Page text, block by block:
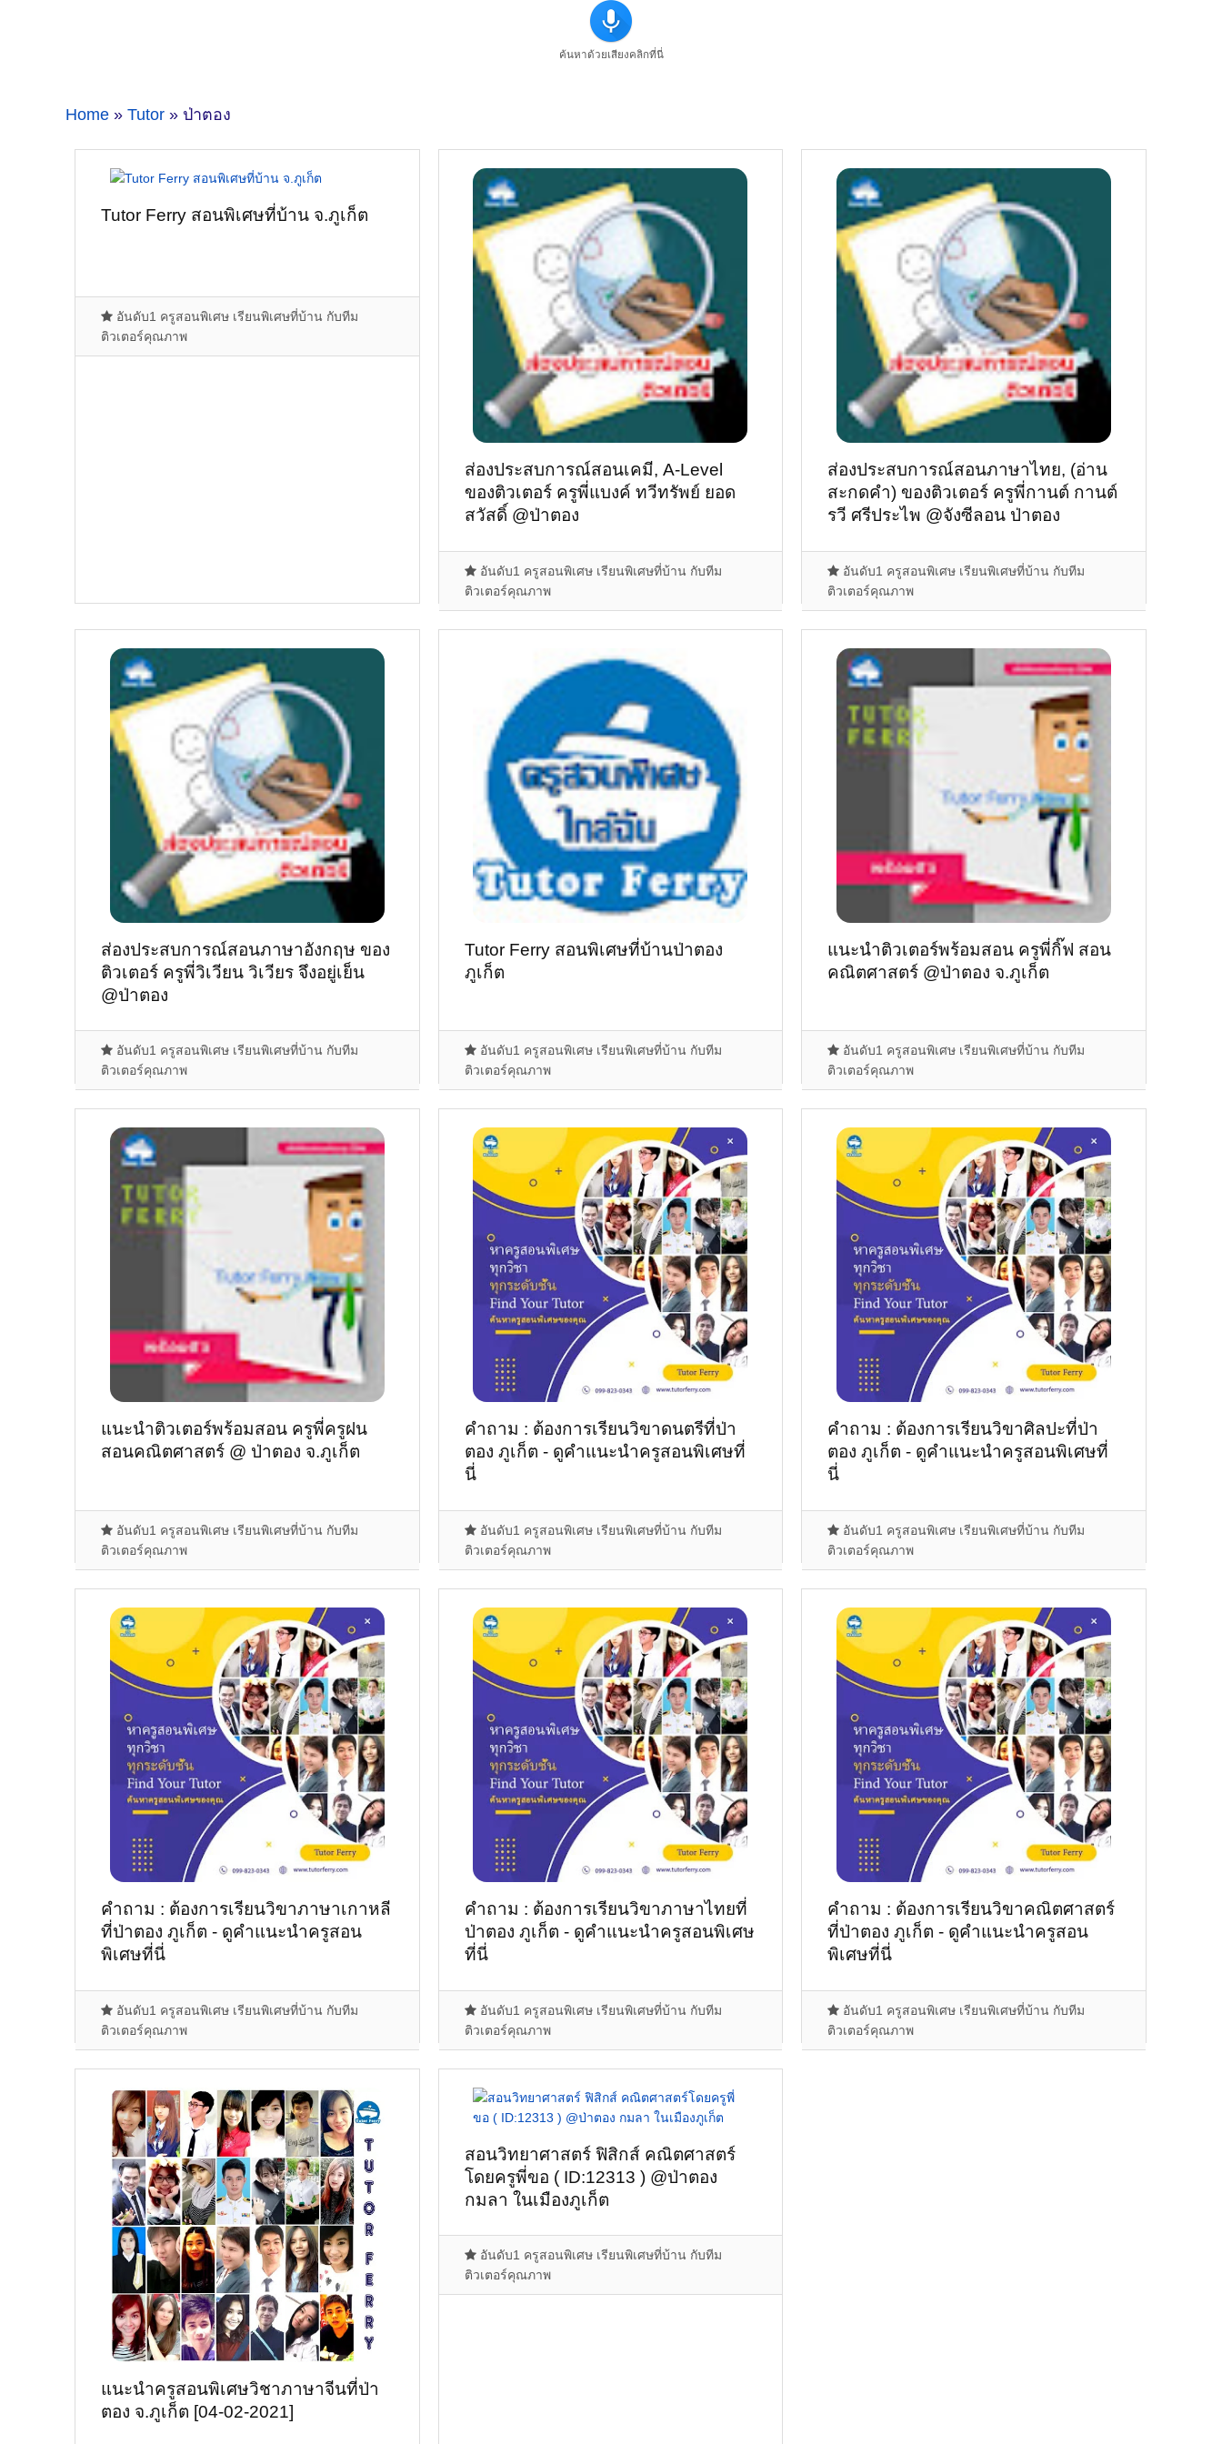
ค้นหาด้วยเสียงคลิกที่นี่
Home » Tutor » ป่าตอง
Tutor Ferry สอนพิเศษที่บ้าน จ.ภูเก็ต
อันดับ1 ครูสอนพิเศษ เรียนพิเศษที่บ้าน กับทีม
ติวเตอร์คุณภาพ
ส่องประสบการณ์สอนเคมี, A-Level
ของติวเตอร์ ครูพี่แบงค์ ทวีทรัพย์ ยอด
สวัสดิ์ @ป่าตอง
อันดับ1 ครูสอนพิเศษ เรียนพิเศษที่บ้าน กับทีม
ติวเตอร์คุณภาพ
ส่องประสบการณ์สอนภาษาไทย, (อ่าน
สะกดคำ) ของติวเตอร์ ครูพี่กานต์ กานต์
รวี ศรีประไพ @จังซีลอน ป่าตอง
อันดับ1 ครูสอนพิเศษ เรียนพิเศษที่บ้าน กับทีม
ติวเตอร์คุณภาพ
ส่องประสบการณ์สอนภาษาอังกฤษ ของ
ติวเตอร์ ครูพี่วิเวียน วิเวียร จึงอยู่เย็น
@ป่าตอง
อันดับ1 ครูสอนพิเศษ เรียนพิเศษที่บ้าน กับทีม
ติวเตอร์คุณภาพ
Tutor Ferry สอนพิเศษที่บ้านป่าตอง
ภูเก็ต
อันดับ1 ครูสอนพิเศษ เรียนพิเศษที่บ้าน กับทีม
ติวเตอร์คุณภาพ
แนะนำติวเตอร์พร้อมสอน ครูพี่กิ๊ฟ สอน
คณิตศาสตร์ @ป่าตอง จ.ภูเก็ต
อันดับ1 ครูสอนพิเศษ เรียนพิเศษที่บ้าน กับทีม
ติวเตอร์คุณภาพ
แนะนำติวเตอร์พร้อมสอน ครูพี่ครูฝน
สอนคณิตศาสตร์ @ ป่าตอง จ.ภูเก็ต
อันดับ1 ครูสอนพิเศษ เรียนพิเศษที่บ้าน กับทีม
ติวเตอร์คุณภาพ
คำถาม : ต้องการเรียนวิขาดนตรีที่ป่า
ตอง ภูเก็ต - ดูคำแนะนำครูสอนพิเศษที่
นี่
อันดับ1 ครูสอนพิเศษ เรียนพิเศษที่บ้าน กับทีม
ติวเตอร์คุณภาพ
คำถาม : ต้องการเรียนวิขาศิลปะที่ป่า
ตอง ภูเก็ต - ดูคำแนะนำครูสอนพิเศษที่
นี่
อันดับ1 ครูสอนพิเศษ เรียนพิเศษที่บ้าน กับทีม
ติวเตอร์คุณภาพ
คำถาม : ต้องการเรียนวิขาภาษาเกาหลี
ที่ป่าตอง ภูเก็ต - ดูคำแนะนำครูสอน
พิเศษที่นี่
อันดับ1 ครูสอนพิเศษ เรียนพิเศษที่บ้าน กับทีม
ติวเตอร์คุณภาพ
คำถาม : ต้องการเรียนวิขาภาษาไทยที่
ป่าตอง ภูเก็ต - ดูคำแนะนำครูสอนพิเศษ
ที่นี่
อันดับ1 ครูสอนพิเศษ เรียนพิเศษที่บ้าน กับทีม
ติวเตอร์คุณภาพ
คำถาม : ต้องการเรียนวิขาคณิตศาสตร์
ที่ป่าตอง ภูเก็ต - ดูคำแนะนำครูสอน
พิเศษที่นี่
อันดับ1 ครูสอนพิเศษ เรียนพิเศษที่บ้าน กับทีม
ติวเตอร์คุณภาพ
แนะนำครูสอนพิเศษวิชาภาษาจีนที่ป่า
ตอง จ.ภูเก็ต [04-02-2021]
สอนวิทยาศาสตร์ ฟิสิกส์ คณิตศาสตร์
โดยครูพี่ขอ ( ID:12313 ) @ป่าตอง
กมลา ในเมืองภูเก็ต
อันดับ1 ครูสอนพิเศษ เรียนพิเศษที่บ้าน กับทีม
ติวเตอร์คุณภาพ